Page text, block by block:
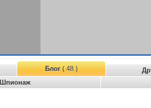
Блог( 48 )
Шпионаж